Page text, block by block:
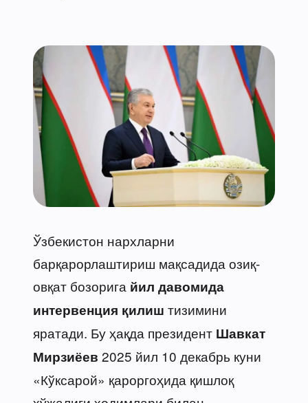
Ўзбекистон нархларни
барқарорлаштириш мақсадида озиқ-
овқат бозорига йил давомида
интервенция қилиш тизимини
яратади. Бу ҳақда президент Шавкат
Мирзиёев 2025 йил 10 декабрь куни
«Кўксарой» қароргоҳида қишлоқ